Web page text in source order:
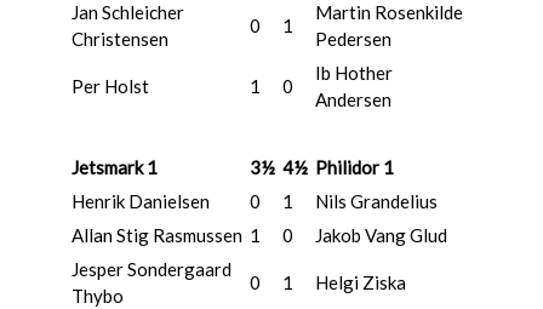
Jan Schleicher
Christensen
0 1
Martin Rosenkilde
Pedersen
Per Holst 1 0
Ib Hother
Andersen
Jetsmark 1 3½ 4½ Philidor 1
Henrik Danielsen
0 1
Nils Grandelius
Allan Stig Rasmussen 1 0
Jakob Vang Glud
Jesper Sondergaard
Thybo
0 1 Helgi Ziska